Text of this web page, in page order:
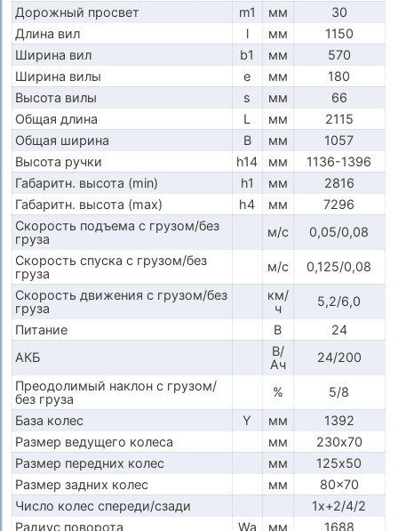
Дорожный просвет
m1 мм
30
Длина вил
l мм
1150
Ширина вил
b1 мм
570
Ширина вилы
e мм
180
Высота вилы
s мм
66
Общая длина
L мм
2115
Общая ширина
B мм
1057
Высота ручки
h14 мм
1136-1396
Габаритн. высота (min)
h1 мм
2816
Габаритн. высота (max)
h4 мм
7296
Скорость подъема с грузом/без
груза
м/с
0,05/0,08
Скорость спуска с грузом/без
груза
м/с
0,125/0,08
Скорость движения с грузом/без
груза
км/
ч
5,2/6,0
Питание
В
24
АКБ
В/
Ач
24/200
Преодолимый наклон с грузом/
без груза
%
5/8
База колес
Y мм
1392
Размер ведущего колеса
мм
230х70
Размер передних колес
мм
125х50
Размер задних колес
мм
80x70
Число колес спереди/сзади
1x+2/4/2
Радиус поворота
Wa мм 1688